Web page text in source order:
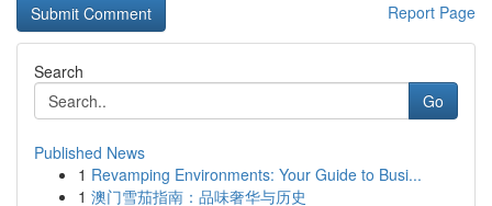
Report Page
Search
Go
Published News
1 Revamping Environments: Your Guide to Busi...
1 澳门雪茄指南：品味奢华与历史